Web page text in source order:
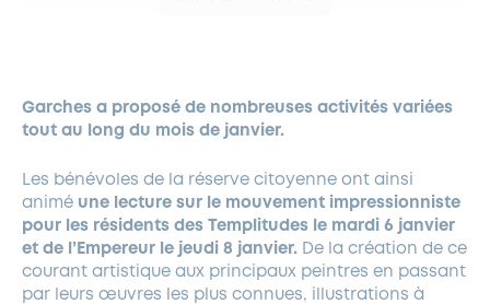
LOCATION DE SALLES
DEMANDE D’ABATTAGE
GESTION DU PATRIMOINE ARBORÉ
Garches a proposé de nombreuses activités variées
tout au long du mois de janvier.
Les bénévoles de la réserve citoyenne ont ainsi
animé une lecture sur le mouvement impressionniste
pour les résidents des Templitudes le mardi 6 janvier
et de l’Empereur le jeudi 8 janvier. De la création de ce
courant artistique aux principaux peintres en passant
par leurs œuvres les plus connues, illustrations à